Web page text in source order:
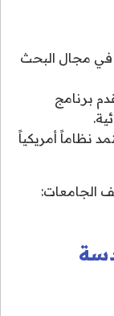
في مجال البحث
برنامج
نظاماً أمريكياً
الجامعات: